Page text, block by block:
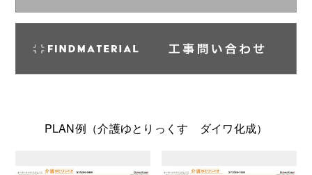
PLAN例（介護ゆとりっくす ダイワ化成）